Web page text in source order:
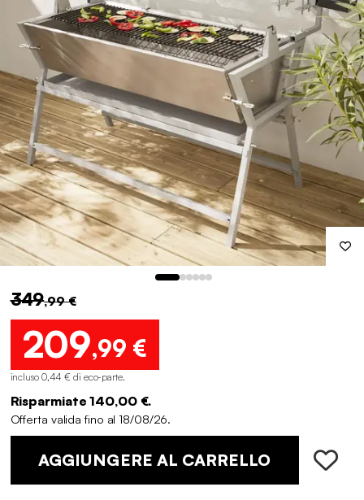
349,99 €
209,99 €
incluso 0,44 € di eco-parte.
Risparmiate 140,00 €.
Offerta valida fino al 18/08/26.
AGGIUNGERE AL CARRELLO